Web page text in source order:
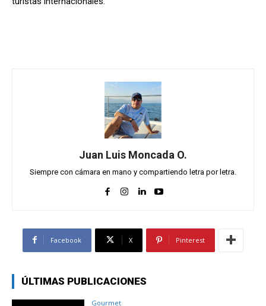
Juan Luis Moncada O.
Siempre con cámara en mano y compartiendo letra por letra.
Facebook X Pinterest
ÚLTIMAS PUBLICACIONES
Gourmet